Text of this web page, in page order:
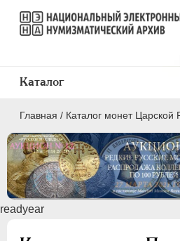
Главная / Каталог монет Царской
readyear
Каталог
ПEТР I 1699 - 1725